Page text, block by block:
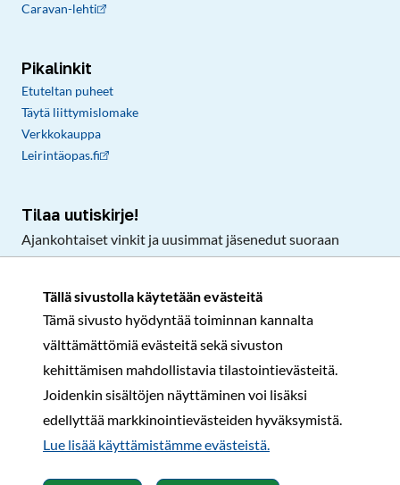
Tällä sivustolla käytetään evästeitä
Tämä sivusto hyödyntää toiminnan kannalta
välttämättömiä evästeitä sekä sivuston
kehittämisen mahdollistavia tilastointievästeitä.
Joidenkin sisältöjen näyttäminen voi lisäksi
edellyttää markkinointievästeiden hyväksymistä.
Lue lisää käyttämistämme evästeistä.​​​​​​
Caravan-lehti
Pikalinkit
Etuteltan puheet
Täytä liittymislomake
Verkkokauppa
Leirintäopas.fi
Tilaa uutiskirje!
Ajankohtaiset vinkit ja uusimmat jäsenedut suoraan
Rekisteri- ja tietosuojaselosteSopimusehdot